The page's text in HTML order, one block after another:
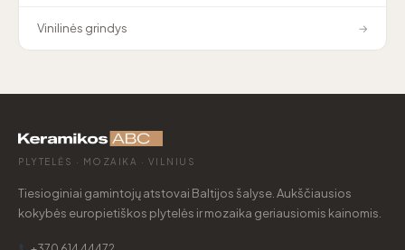
Vinilinės grindys →
PLYTELĖS · MOZAIKA · VILNIUS
Tiesioginiai gamintojų atstovai Baltijos šalyse. Aukščiausios
kokybės europietiškos plytelės ir mozaika geriausiomis kainomis.